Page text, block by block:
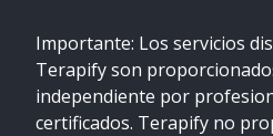
Importante: Los servicios
Terapify son
independiente por
certificados. Terapify no